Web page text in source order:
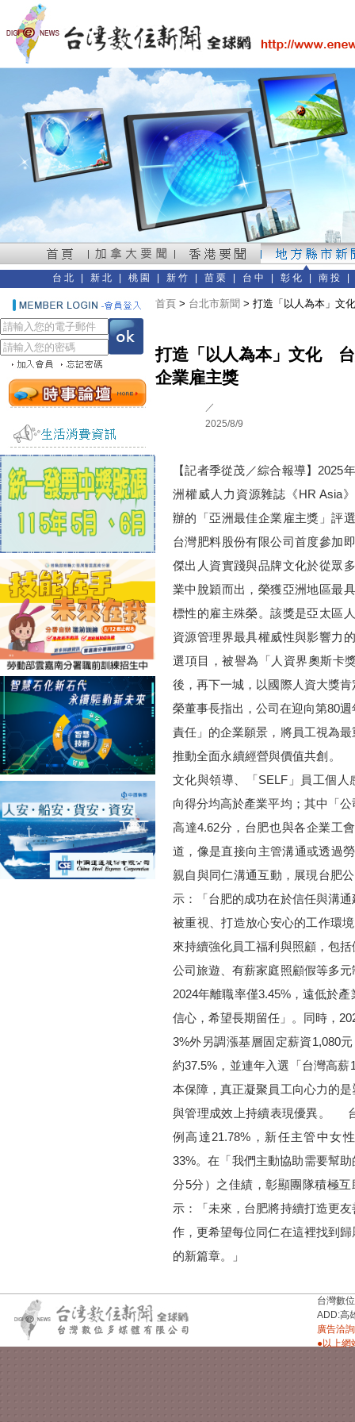
台北 新北 桃園 新竹 苗栗 台中 彰化 南投
首頁 > 台北市新聞 > 打造「以人為本」文
打造「以人為本」文化
企業雇主獎
／
2025/8/9
【記者季從茂／綜合報導】2025
洲權威人力資源雜誌《HR Asia
辦的「亞洲最佳企業雇主獎」評
台灣肥料股份有限公司首度參加
傑出人資實踐與品牌文化於從眾
業中脫穎而出，榮獲亞洲地區最
標性的雇主殊榮。該獎是亞太區
資源管理界最具權威性與影響力
選項目，被譽為「人資界奧斯
後，再下一城，以國際人資大獎
榮董事長指出，公司在迎向第80
責任」的企業願景，將員工視為
推動全面永續經營與價值共創。
文化與領導、「SELF」員工個
向得分均高於產業平均；其中「
高達4.62分，台肥也與各企業工
道，像是直接向主管溝通或透過
親自與同仁溝通互動，展現台肥
示：「台肥的成功在於信任與溝
被重視、打造放心安心的工作環
來持續強化員工福利與照顧，包
公司旅遊、有薪家庭照顧假等多
2024年離職率僅3.45%，遠低於
信心，希望長期留任」。同時，
3%外另調漲基層固定薪資1,080
約37.5%，並連年入選「台灣高
本保障，真正凝聚員工向心力的
與管理成效上持續表現優異。
例高達21.78%，新任主管中女
33%。在「我們主動協助需要幫
分5分）之佳績，彰顯團隊積極
示：「未來，台肥將持續打造更
作，更希望每位同仁在這裡找到
的新篇章。」
台灣數
ADD:高
廣告洽
●以上網